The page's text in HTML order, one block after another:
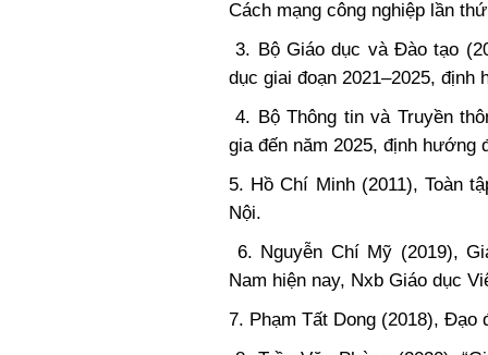
Cách mạng công nghiệp lần
3. Bộ Giáo dục và Đào tạo
dục giai đoạn 2021–2025, định
4. Bộ Thông tin và Truyền
gia đến năm 2025, định hướng
5. Hồ Chí Minh (2011), Toàn
Nội.
6. Nguyễn Chí Mỹ (2019),
Nam hiện nay, Nxb Giáo dục
7. Phạm Tất Dong (2018),